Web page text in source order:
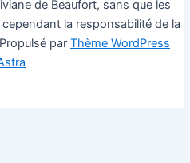
de Beaufort, sans que les
la responsabilité de la
par Thème WordPress